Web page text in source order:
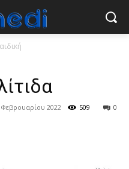
Φεβρουαρίου 2022 0
509